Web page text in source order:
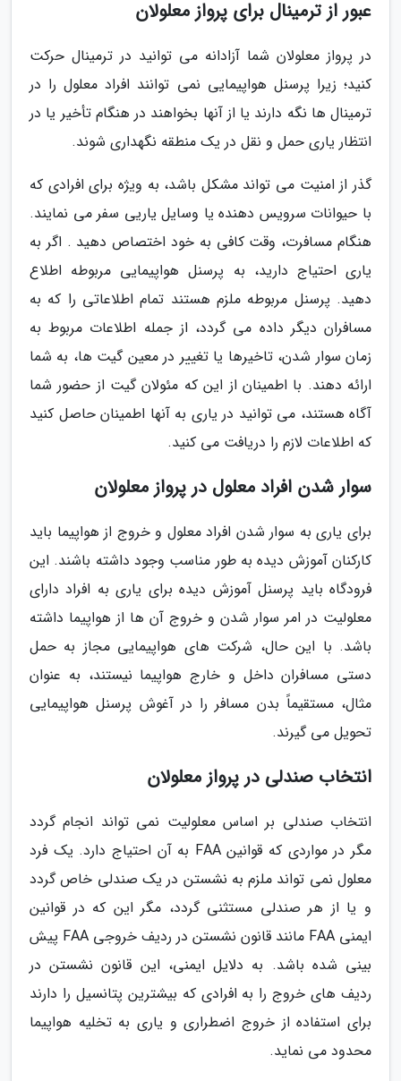
عبور از ترمینال برای پرواز معلولان
در پرواز معلولان شما آزادانه می توانید در ترمینال حرکت
کنید؛ زیرا پرسنل هواپیمایی نمی توانند افراد معلول را در
ترمینال ها نگه دارند یا از آنها بخواهند در هنگام تأخیر یا در
انتظار یاری حمل و نقل در یک منطقه نگهداری شوند.
گذر از امنیت می تواند مشکل باشد، به ویژه برای افرادی که
با حیوانات سرویس دهنده یا وسایل یاریی سفر می نمایند.
هنگام مسافرت، وقت کافی به خود اختصاص دهید . اگر به
یاری احتیاج دارید، به پرسنل هواپیمایی مربوطه اطلاع
دهید. پرسنل مربوطه ملزم هستند تمام اطلاعاتی را که به
مسافران دیگر داده می گردد، از جمله اطلاعات مربوط به
زمان سوار شدن، تاخیرها یا تغییر در معین گیت ها، به شما
ارائه دهند. با اطمینان از این که مئولان گیت از حضور شما
آگاه هستند، می توانید در یاری به آنها اطمینان حاصل کنید
که اطلاعات لازم را دریافت می کنید.
سوار شدن افراد معلول در پرواز معلولان
برای یاری به سوار شدن افراد معلول و خروج از هواپیما باید
کارکنان آموزش دیده به طور مناسب وجود داشته باشند. این
فرودگاه باید پرسنل آموزش دیده برای یاری به افراد دارای
معلولیت در امر سوار شدن و خروج آن ها از هواپیما داشته
باشد. با این حال، شرکت های هواپیمایی مجاز به حمل
دستی مسافران داخل و خارج هواپیما نیستند، به عنوان
مثال، مستقیماً بدن مسافر را در آغوش پرسنل هواپیمایی
تحویل می گیرند.
انتخاب صندلی در پرواز معلولان
انتخاب صندلی بر اساس معلولیت نمی تواند انجام گردد
مگر در مواردی که قوانین FAA به آن احتیاج دارد. یک فرد
معلول نمی تواند ملزم به نشستن در یک صندلی خاص گردد
و یا از هر صندلی مستثنی گردد، مگر این که در قوانین
ایمنی FAA مانند قانون نشستن در ردیف خروجی FAA پیش
بینی شده باشد. به دلایل ایمنی، این قانون نشستن در
ردیف های خروج را به افرادی که بیشترین پتانسیل را دارند
برای استفاده از خروج اضطراری و یاری به تخلیه هواپیما
محدود می نماید.